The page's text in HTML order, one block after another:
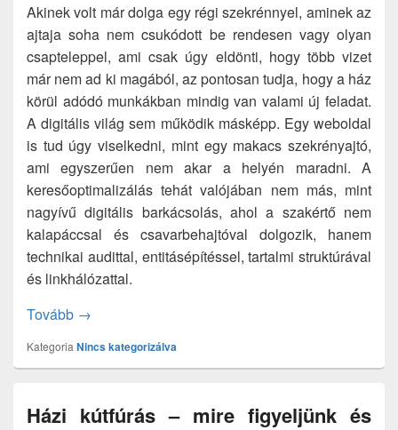
Akinek volt már dolga egy régi szekrénnyel, aminek az
ajtaja soha nem csukódott be rendesen vagy olyan
csapteleppel, ami csak úgy eldönti, hogy több vizet
már nem ad ki magából, az pontosan tudja, hogy a ház
körül adódó munkákban mindig van valami új feladat.
A digitális világ sem működik másképp. Egy weboldal
is tud úgy viselkedni, mint egy makacs szekrényajtó,
ami egyszerűen nem akar a helyén maradni. A
keresőoptimalizálás tehát valójában nem más, mint
nagyívű digitális barkácsolás, ahol a szakértő nem
kalapáccsal és csavarbehajtóval dolgozik, hanem
technikai audittal, entitásépítéssel, tartalmi struktúrával
és linkhálózattal.
Tovább 10 SEO szakértő, akik 2025-ben megmutatják,
→
Kategoria Nincs kategorizálva
Házi kútfúrás – mire figyeljünk és